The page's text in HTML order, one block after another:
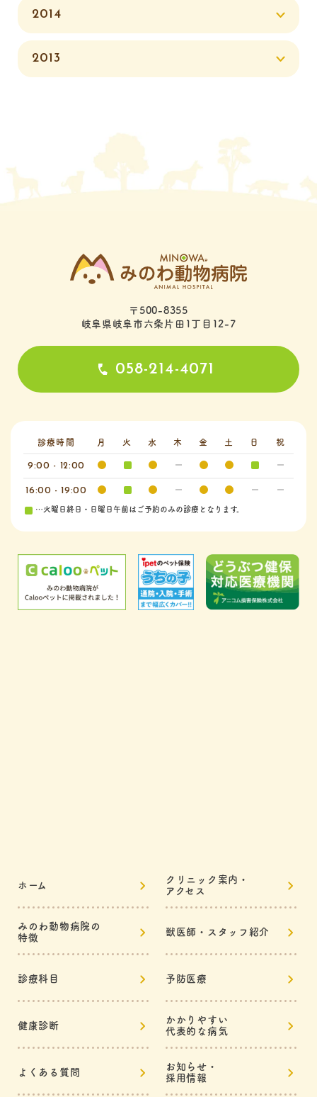
2014
2013
〒500-8355
岐阜県岐阜市六条片田1丁目12-7
058-214-4071
診療時間 月 火 水 木 金 土 日 祝
9:00 - 12:00
16:00 - 19:00
…火曜日終日・日曜日午前はご予約のみの診療となります。
ホーム
クリニック案内・
アクセス
みのわ動物病院の
特徴
獣医師・スタッフ紹介
診療科目 予防医療
健康診断
かかりやすい
代表的な病気
よくある質問
お知らせ・
採用情報